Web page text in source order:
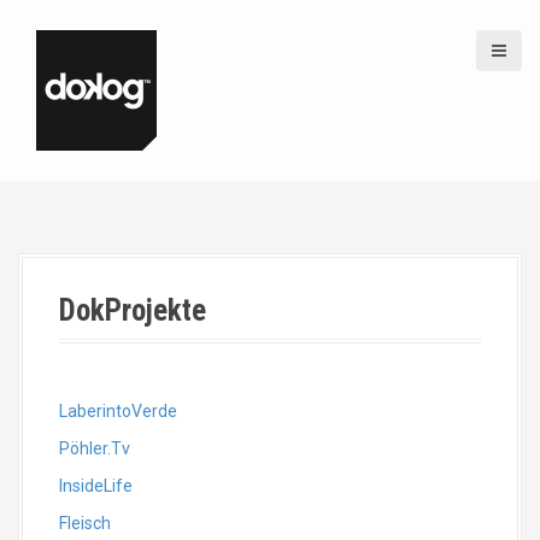
DokProjekte
LaberintoVerde
Pöhler.Tv
InsideLife
Fleisch